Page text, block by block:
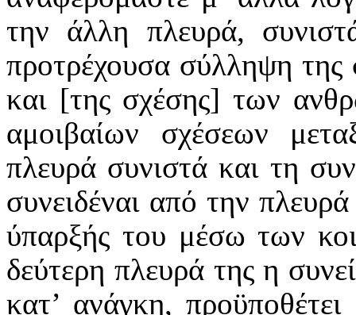
την άλλη πλευρά,
προτρέχουσα σύλληψη της
και [της σχέσης] των
αμοιβαίων σχέσεων
πλευρά συνιστά και τη
συνειδέναι από την
ύπαρξής του μέσω των
δεύτερη πλευρά της η
κατ’ ανάγκη,